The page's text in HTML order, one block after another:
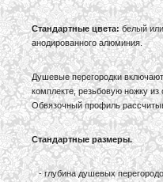
Стандартные цвета:белый
анодированного алюминия.
Душевые перегородки
комплекте, резьбовую ножку
Обвязочный профиль
Стандартные размеры.
- глубина душевых